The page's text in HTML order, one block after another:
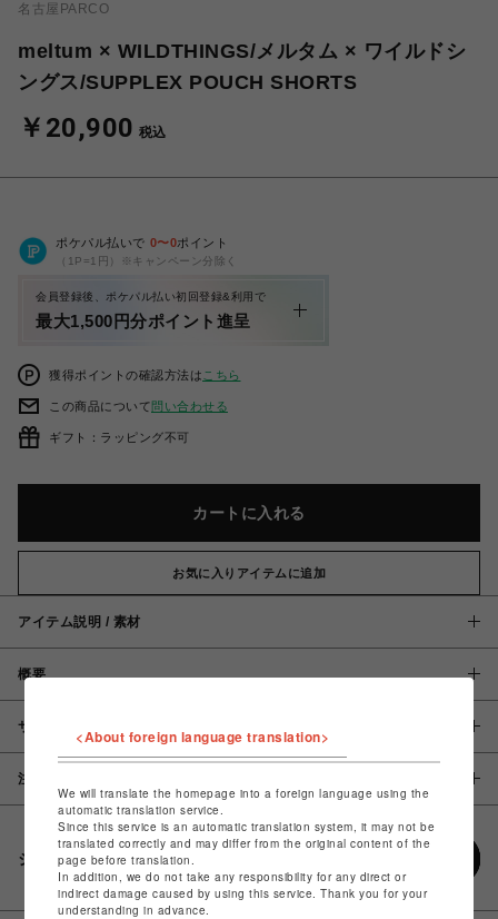
名古屋PARCO
meltum × WILDTHINGS/メルタム × ワイルドシ
ングス/SUPPLEX POUCH SHORTS
￥20,900 税込
ポケパル払いで 0〜0ポイント
（1P=1円）※キャンペーン分除く
会員登録後、ポケパル払い初回登録&利用で
最大1,500円分ポイント進呈
獲得ポイントの確認方法は こちら
この商品について問い合わせる
ギフト：ラッピング不可
カートに入れる
お気に入りアイテムに追加
アイテム説明 / 素材
概要
サイズ
注意事項
シェアする
<About foreign language translation>
We will translate the homepage into a foreign language using the
automatic translation service.
Since this service is an automatic translation system, it may not be
translated correctly and may differ from the original content of the
page before translation.
In addition, we do not take any responsibility for any direct or
indirect damage caused by using this service. Thank you for your
understanding in advance.